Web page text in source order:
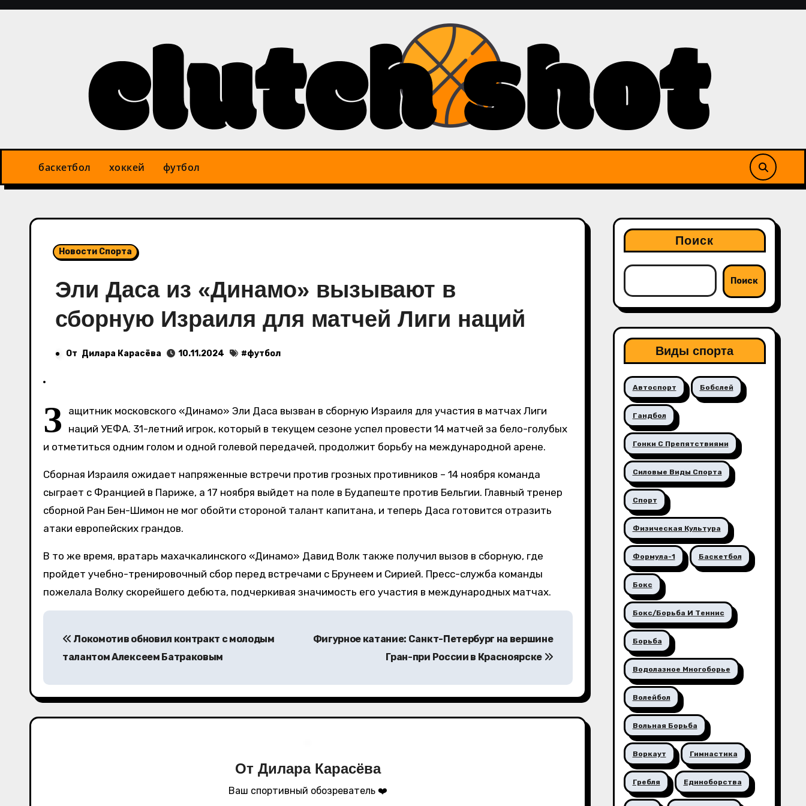
Перейти
баскетбол хоккей футбол
Новости Спорта
Эли Даса из «Динамо» вызывают в
сборную Израиля для матчей Лиги наций
От Дилара Карасёва 10.11.2024 #футбол
З
ащитник московского «Динамо» Эли Даса вызван в сборную Израиля для участия в матчах Лиги
наций УЕФА. 31-летний игрок, который в текущем сезоне успел провести 14 матчей за бело-голубых
и отметиться одним голом и одной голевой передачей, продолжит борьбу на международной арене.
Сборная Израиля ожидает напряженные встречи против грозных противников – 14 ноября команда
сыграет с Францией в Париже, а 17 ноября выйдет на поле в Будапеште против Бельгии. Главный тренер
сборной Ран Бен-Шимон не мог обойти стороной талант капитана, и теперь Даса готовится отразить
атаки европейских грандов.
В то же время, вратарь махачкалинского «Динамо» Давид Волк также получил вызов в сборную, где
пройдет учебно-тренировочный сбор перед встречами с Брунеем и Сирией. Пресс-служба команды
пожелала Волку скорейшего дебюта, подчеркивая значимость его участия в международных матчах.
и
г
Локомотив обновил контракт с молодым
талантом Алексеем Батраковым
Фигурное катание: Санкт-Петербург на вершине
Гран-при России в Красноярске
От Дилара Карасёва
Ваш спортивный обозреватель ❤️
Поиск
Поиск
Виды спорта
Автоспорт Бобслей
Гандбол
Гонки С Препятствиями
Силовые Виды Спорта
Спорт
Физическая Культура
Формула-1 Баскетбол
Бокс
Бокс/борьба И Теннис
Борьба
Водолазное Многоборье
Волейбол
Вольная Борьба
Воркаут Гимнастика
Гребля Единоборства